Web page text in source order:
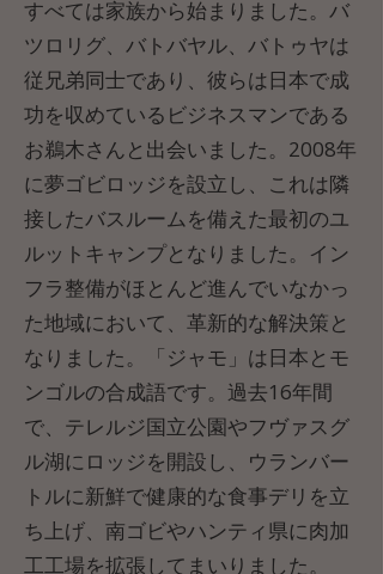
すべては家族から始まりました。バ
ツロリグ、バトバヤル、バトゥヤは
従兄弟同士であり、彼らは日本で成
功を収めているビジネスマンである
お鵜木さんと出会いました。2008年
に夢ゴビロッジを設立し、これは隣
接したバスルームを備えた最初のユ
ルットキャンプとなりました。イン
フラ整備がほとんど進んでいなかっ
た地域において、革新的な解決策と
なりました。「ジャモ」は日本とモ
ンゴルの合成語です。過去16年間
で、テレルジ国立公園やフヴァスグ
ル湖にロッジを開設し、ウランバー
トルに新鮮で健康的な食事デリを立
ち上げ、南ゴビやハンティ県に肉加
工工場を拡張してまいりました。